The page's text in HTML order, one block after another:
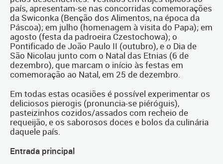
país, apresentam-se nas concorridas comemorações
da Swiconka (Benção dos Alimentos, na época da
Páscoa); em julho (homenagem à visita do Papa); em
agosto (festa da padroeira Czestochowa); o
Pontificado de João Paulo II (outubro), e o Dia de
São Nicolau junto com o Natal das Etnias (6 de
dezembro), que marcam o início às festas em
comemoração ao Natal, em 25 de dezembro.
Em todas estas ocasiões é possível experimentar os
deliciosos pierogis (pronuncia-se piéróguis),
pasteizinhos cozidos/assados com recheio de
requeijão, e os saborosos doces e bolos da culinária
daquele país.
Entrada principal